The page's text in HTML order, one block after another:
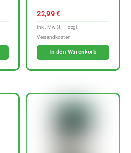
22,99€
In den Warenkorb